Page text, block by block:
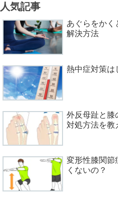
人気記事
あぐらをかく
解決方法
熱中症対策は
外反母趾と膝
対処方法を教
変形性膝関
くないの？